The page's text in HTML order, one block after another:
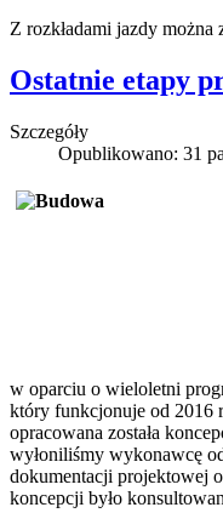
Z rozkładami jazdy można
Ostatnie etapy
Szczegóły
Opublikowano: 31
w oparciu o wieloletni
który funkcjonuje od 2016
opracowana została
wyłoniliśmy wykonawcę
dokumentacji projektowej
koncepcji było